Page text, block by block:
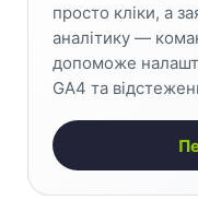
просто кліки, а
аналітику —
допоможе
GA4 та